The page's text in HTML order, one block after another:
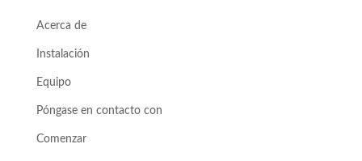
Acerca de
Instalación
Equipo
Póngase en contacto con
Comenzar